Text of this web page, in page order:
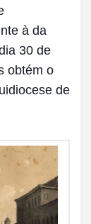
à da
30 de
obtém o
de